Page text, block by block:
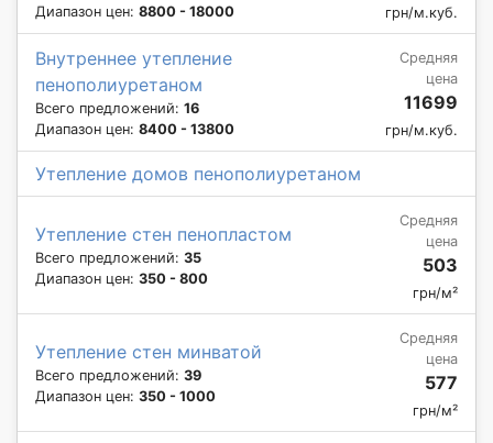
Диапазон цен: 8800 - 18000 грн/м.куб.
Внутреннее утепление
пенополиуретаном
Всего предложений: 16
Диапазон цен: 8400 - 13800
Средняя
цена
11699
грн/м.куб.
Утепление домов пенополиуретаном
Утепление стен пенопластом
Всего предложений: 35
Диапазон цен: 350 - 800
Средняя
цена
503
грн/м²
Утепление стен минватой
Всего предложений: 39
Диапазон цен: 350 - 1000
Средняя
цена
577
грн/м²